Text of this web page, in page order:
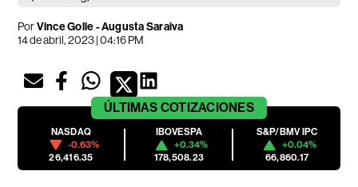
PorVince Golle - Augusta Saraiva
14 de abril, 2023 | 04:16 PM
ÚLTIMAS COTIZACIONES
NASDAQ
-0.63%
26,416.35
IBOVESPA
+0.34%
178,508.23
S&P/BMV IPC
+0.04%
66,860.17